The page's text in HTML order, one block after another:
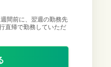
間前に、翌週の勤務先
直帰で勤務していただ